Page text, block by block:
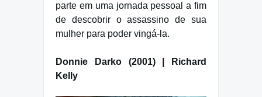
parte em uma jornada pessoal a fim
de descobrir o assassino de sua
mulher para poder vingá-la.
Donnie Darko (2001) | Richard
Kelly